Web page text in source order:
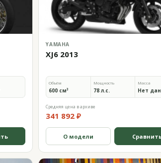
YAMAHA
XJ6 2013
Объём
600 см³
Мощность
78 л.с.
Масса
Нет
Средняя цена в архиве
341 892 ₽
О модели